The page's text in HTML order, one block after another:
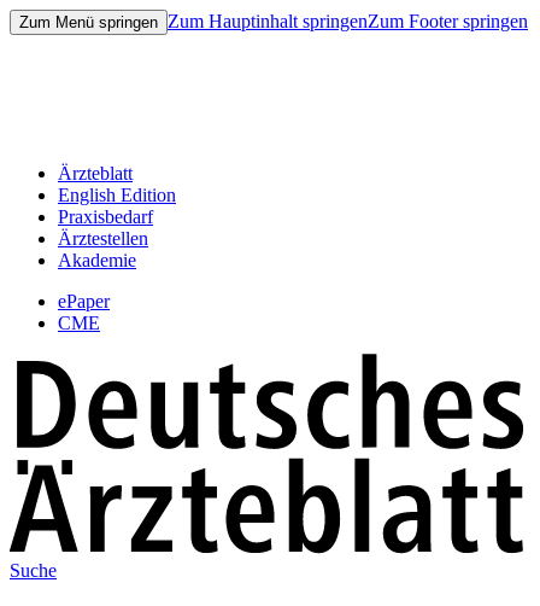
Zum Menü springen Zum Hauptinhalt springenZum Footer springen
Ärzteblatt
English Edition
Praxisbedarf
Ärztestellen
Akademie
ePaper
CME
Suche